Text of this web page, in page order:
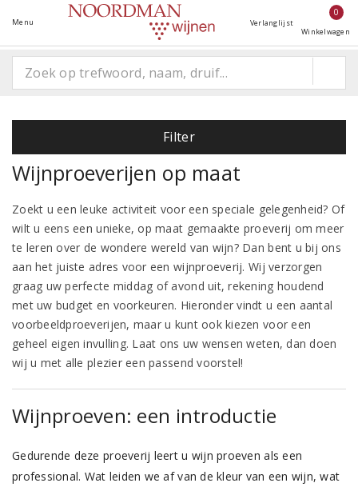
Menu Verlanglijst
0
Winkelwagen
Filter
Wijnproeverijen op maat
Zoekt u een leuke activiteit voor een speciale gelegenheid? Of
wilt u eens een unieke, op maat gemaakte proeverij om meer
te leren over de wondere wereld van wijn? Dan bent u bij ons
aan het juiste adres voor een wijnproeverij. Wij verzorgen
graag uw perfecte middag of avond uit, rekening houdend
met uw budget en voorkeuren. Hieronder vindt u een aantal
voorbeeldproeverijen, maar u kunt ook kiezen voor een
geheel eigen invulling. Laat ons uw wensen weten, dan doen
wij u met alle plezier een passend voorstel!
Wijnproeven: een introductie
Gedurende deze proeverij leert u wijn proeven als een
professional. Wat leiden we af van de kleur van een wijn, wat